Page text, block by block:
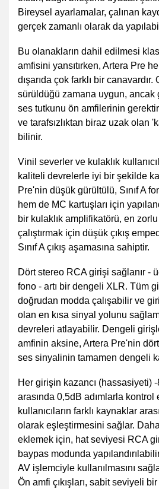
Bireysel ayarlamalar, çalınan
gerçek zamanlı olarak da
Bu olanakların dahil edilmesi
amfisini yansıtırken, Artera Pre
dışarıda çok farklı bir
sürüldüğü zamana uygun, ancak
ses tutkunu ön amfilerinin
ve tarafsızlıktan biraz uzak olan
bilinir.
Vinil severler ve kulaklık
kaliteli devrelerle iyi bir şekilde
Pre'nin düşük gürültülü, Sınıf A
hem de MC kartuşları için
bir kulaklık amplifikatörü, en
çalıştırmak için düşük çıkış
Sınıf A çıkış aşamasına sahiptir.
Dört stereo RCA girişi sağlanır -
fono - artı bir dengeli XLR. Tüm
doğrudan modda çalışabilir ve
olan en kısa sinyal yolunu
devreleri atlayabilir. Dengeli
amfinin aksine, Artera Pre'nin
ses sinyalinin tamamen dengeli
Her girişin kazancı (hassasiyeti)
arasında 0,5dB adımlarla
kullanıcıların farklı kaynaklar
olarak eşleştirmesini sağlar.
eklemek için, hat seviyesi RCA
baypas modunda
AV işlemciyle kullanılmasını
Ön amfi çıkışları, sabit seviyeli